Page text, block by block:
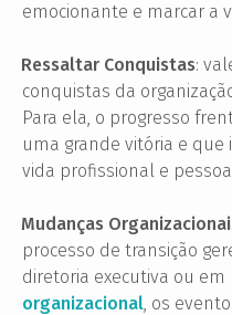
emocionante e marcar a
Ressaltar Conquistas:
conquistas da
Para ela, o progresso
uma grande vitória e
vida profissional e
Mudanças
processo de transição
diretoria executiva ou
organizacional, os